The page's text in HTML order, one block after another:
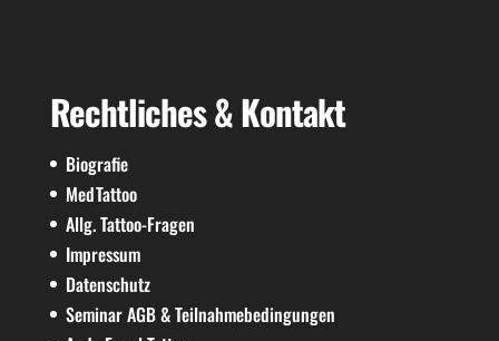
Rechtliches & Kontakt
Biografie
MedTattoo
Allg. Tattoo-Fragen
Impressum
Datenschutz
Seminar AGB & Teilnahmebedingungen